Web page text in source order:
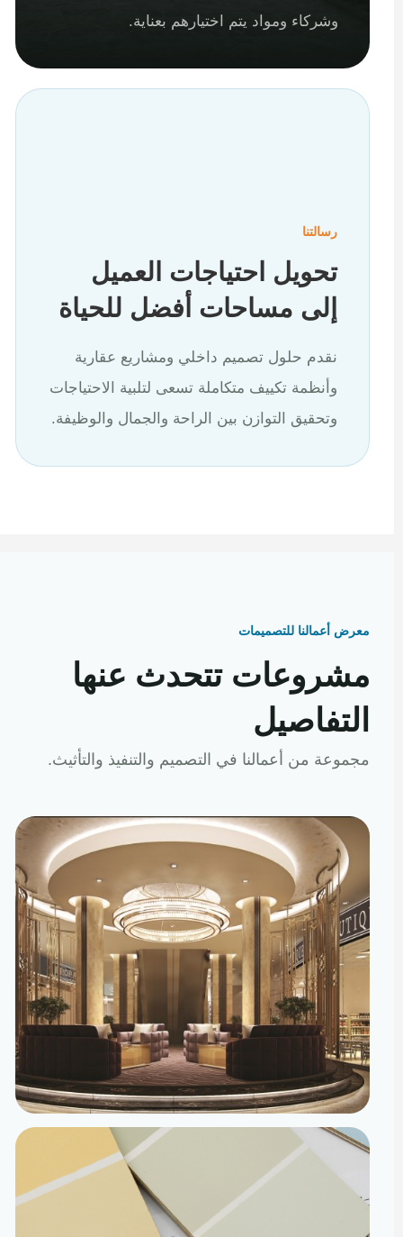
وشركاء ومواد يتم اختيارهم بعناية.
رسالتنا
تحويل احتياجات العميل
إلى مساحات أفضل للحياة
نقدم حلول تصميم داخلي ومشاريع عقارية
وأنظمة تكييف متكاملة تسعى لتلبية الاحتياجات
وتحقيق التوازن بين الراحة والجمال والوظيفة.
معرض أعمالنا للتصميمات
مشروعات تتحدث عنها
التفاصيل
مجموعة من أعمالنا في التصميم والتنفيذ والتأثيث.
تصميم داخلي
مساحات مصممة لتعيش تفاصيلها